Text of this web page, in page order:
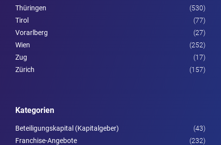
Thüringen
(530)
Tirol
(77)
Vorarl­berg
(27)
Wien
(252)
Zug
(17)
Zürich
(157)
Kategorien
Beteiligungskapital (Kapitalgeber)
(43)
Franchise-Angebote
(232)